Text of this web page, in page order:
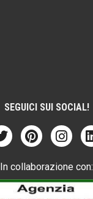
SEGUICI SUI SOCIAL!
In collaborazione con: